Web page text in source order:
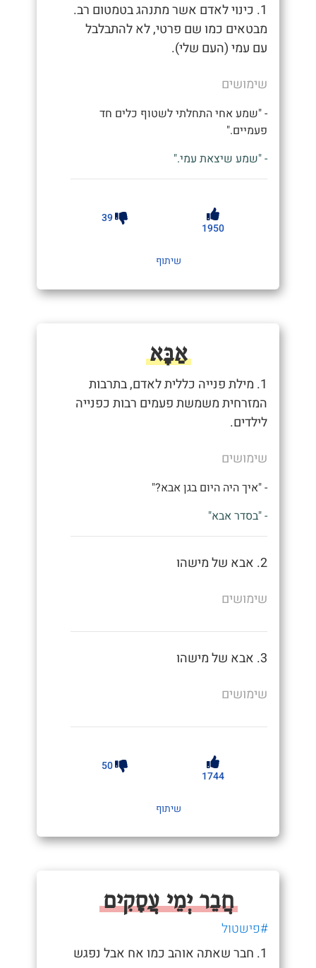
1. כינוי לאדם אשר מתנהג בטמטום רב.
מבטאים כמו שם פרטי, לא להתבלבל
עם עמי (העם שלי).
שימושים
- "שמע אחי התחלתי לשטוף כלים חד
פעמיים."
- "שמע שיצאת עמי."
1950
39
שיתוף
אַבָּא
1. מילת פנייה כללית לאדם, בתרבות
המזרחית משמשת פעמים רבות כפנייה
לילדים.
שימושים
- "איך היה היום בגן אבא?"
- "בסדר אבא"
2. אבא של מישהו
שימושים
3. אבא של מישהו
שימושים
1744
50
שיתוף
חֲבֵר יְמֵי עֲסָקִים
#פישטול
1. חבר שאתה אוהב כמו אח אבל נפגש